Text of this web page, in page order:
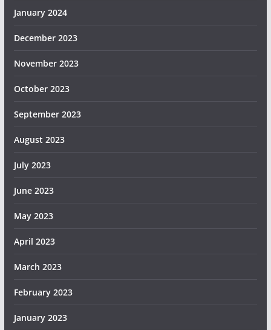
January 2024
December 2023
November 2023
October 2023
September 2023
August 2023
July 2023
June 2023
May 2023
April 2023
March 2023
February 2023
January 2023